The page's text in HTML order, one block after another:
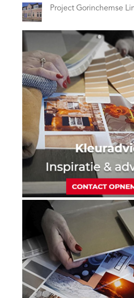
Project Gorinchemse